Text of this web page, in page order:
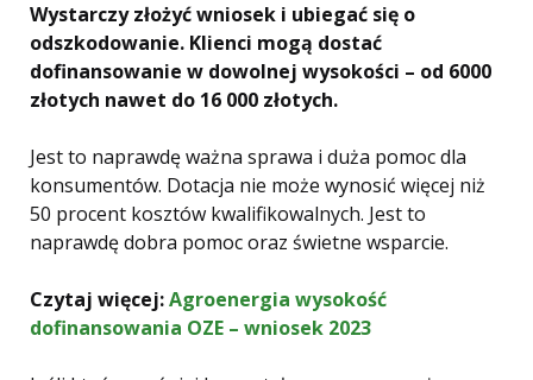
Wystarczy złożyć wniosek i ubiegać się o
odszkodowanie. Klienci mogą dostać
dofinansowanie w dowolnej wysokości – od 6000
złotych nawet do 16 000 złotych.
Jest to naprawdę ważna sprawa i duża pomoc dla
konsumentów. Dotacja nie może wynosić więcej niż
50 procent kosztów kwalifikowalnych. Jest to
naprawdę dobra pomoc oraz świetne wsparcie.
Czytaj więcej:Agroenergia wysokość
dofinansowania OZE – wniosek 2023